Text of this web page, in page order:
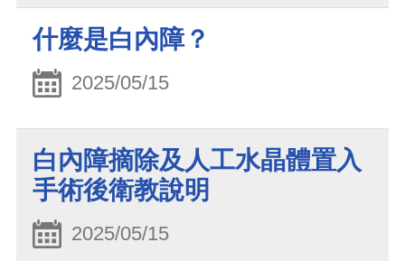
什麼是白內障？
2025/05/15
白內障摘除及人工水晶體置入
手術後衛教說明
2025/05/15